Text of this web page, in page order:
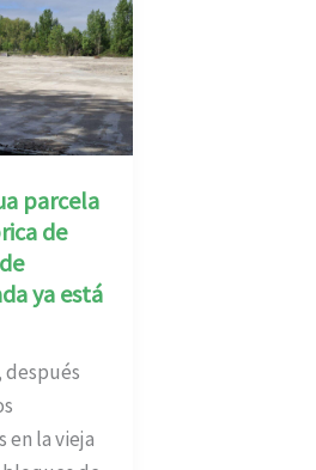
parcela
de
ya está
después
en la vieja